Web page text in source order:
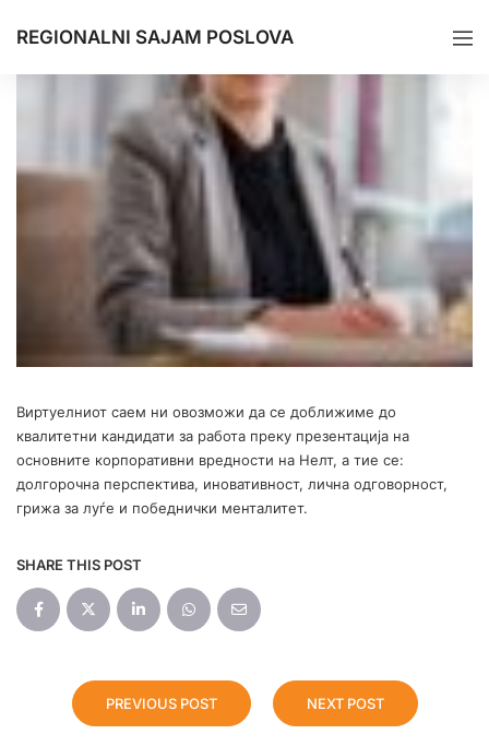
REGIONALNI SAJAM POSLOVA
Виртуелниот саем ни овозможи да се доближиме до
квалитетни кандидати за работа преку презентација на
основните корпоративни вредности на Нелт, а тие се:
долгорочна перспектива, иновативност, лична одговорност,
грижа за луѓе и победнички менталитет.
SHARE THIS POST
PREVIOUS POST NEXT POST